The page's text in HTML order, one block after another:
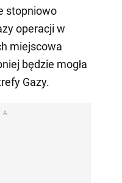
stopniowo
operacji w
miejscowa
będzie mogła
Gazy.